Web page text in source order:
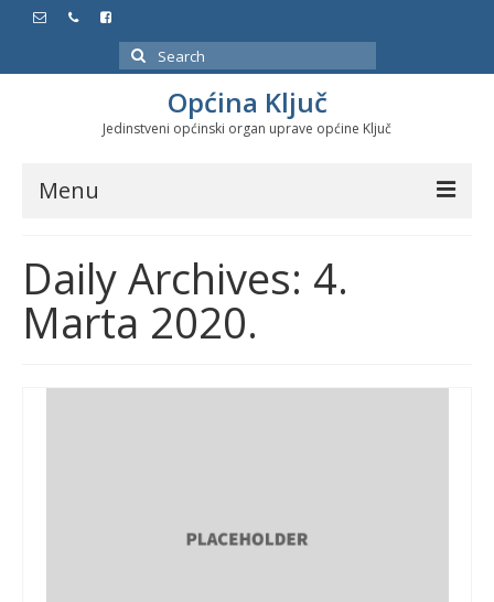
Search
for:
Općina Ključ
Jedinstveni općinski organ uprave općine Ključ
Menu
Službeni glasnici
Javne nabavke
Značajni datumi i manifestacije
Daily Archives: 4.
Marta 2020.